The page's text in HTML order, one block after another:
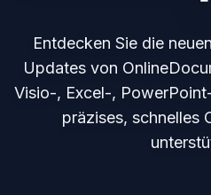
Entdecken Sie die
Updates von
Visio-, Excel-,
präzises, schnelles